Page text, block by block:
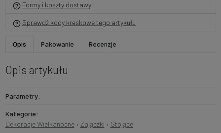
Formy i koszty dostawy
Sprawdź kody kreskowe tego artykułu
Opis Pakowanie Recenzje
Opis artykułu
Parametry:
Kategorie:
Dekoracje Wielkanocne› Zajączki› Stojące